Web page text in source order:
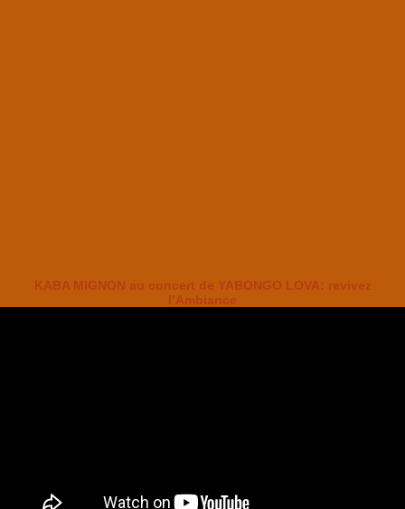
KABA MIGNON au concert de YABONGO LOVA: revivez
l’Ambiance